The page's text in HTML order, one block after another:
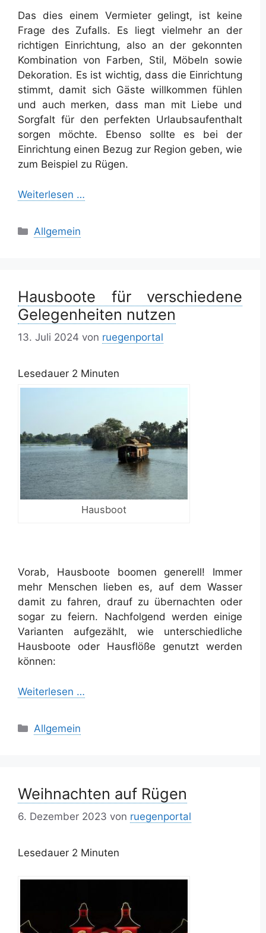
Das dies einem Vermieter gelingt, ist keine
Frage des Zufalls. Es liegt vielmehr an der
richtigen Einrichtung, also an der gekonnten
Kombination von Farben, Stil, Möbeln sowie
Dekoration. Es ist wichtig, dass die Einrichtung
stimmt, damit sich Gäste willkommen fühlen
und auch merken, dass man mit Liebe und
Sorgfalt für den perfekten Urlaubsaufenthalt
sorgen möchte. Ebenso sollte es bei der
Einrichtung einen Bezug zur Region geben, wie
zum Beispiel zu Rügen.
Weiterlesen …
Kategorien
Allgemein
Hausboote für verschiedene
Gelegenheiten nutzen
13. Juli 2024 von ruegenportal
Lesedauer 2 Minuten
Hausboot
Vorab, Hausboote boomen generell! Immer
mehr Menschen lieben es, auf dem Wasser
damit zu fahren, drauf zu übernachten oder
sogar zu feiern. Nachfolgend werden einige
Varianten aufgezählt, wie unterschiedliche
Hausboote oder Hausflöße genutzt werden
können:
Weiterlesen …
Kategorien
Allgemein
Weihnachten auf Rügen
6. Dezember 2023 von ruegenportal
Lesedauer 2 Minuten